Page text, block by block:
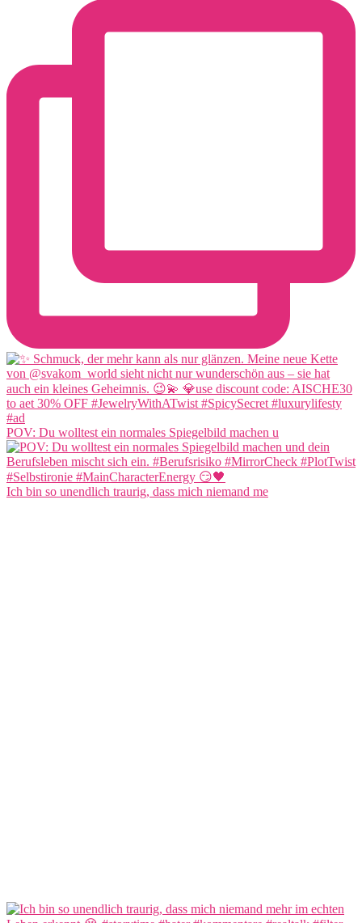
POV: Du wolltest ein normales Spiegelbild machen u
Ich bin so unendlich traurig, dass mich niemand me